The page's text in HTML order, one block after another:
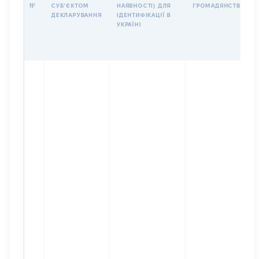
№
СУБʼЄКТОМ
ДЕКЛАРУВАННЯ
НАЯВНОСТІ) ДЛЯ
ІДЕНТИФІКАЦІЇ В
УКРАЇНІ
ГРОМАДЯНСТВО